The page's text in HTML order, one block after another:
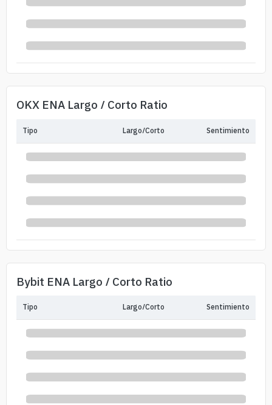
OKX ENA Largo / Corto Ratio
Tipo Largo/Corto Sentimiento
Bybit ENA Largo / Corto Ratio
Tipo Largo/Corto Sentimiento